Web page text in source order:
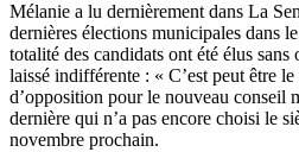
Mélanie a lu dernièrement dans La
dernières élections municipales dans
totalité des candidats ont été élus sans
laissé indifférente : « C’est peut être
d’opposition pour le nouveau conseil
dernière qui n’a pas encore choisi le
novembre prochain.